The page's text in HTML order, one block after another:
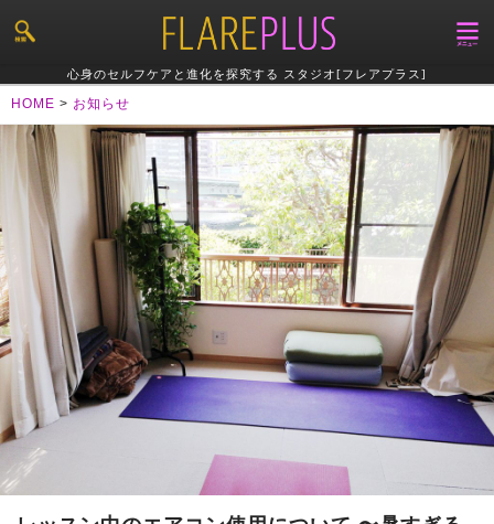
心身のセルフケアと進化を探究する スタジオ[フレアプラス]
HOME > お知らせ